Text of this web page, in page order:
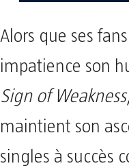
Alors que ses
impatience son
Sign of Weakness
maintient son
singles à succès